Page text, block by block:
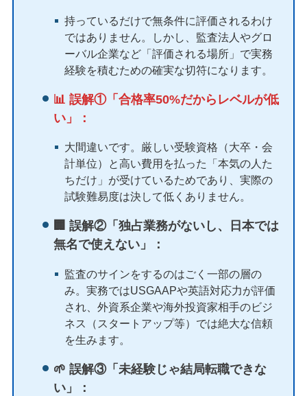
持っているだけで無条件に評価されるわけ
ではありません。しかし、監査法人やグロ
ーバル企業など「評価される場所」で実務
経験を積むための確実な切符になります。
📊 誤解①「合格率50%だからレベルが低
い」：
大間違いです。厳しい受験資格（大卒・会
計単位）と高い費用を払った「本気の人た
ちだけ」が受けているためであり、実際の
試験難易度は決して低くありません。
🏢 誤解②「独占業務がないし、日本では
無名で使えない」：
監査のサインをするのはごく一部の層の
み。実務ではUSGAAPや英語対応力が評価
され、外資系企業や海外投資家相手のビジ
ネス（スタートアップ等）では絶大な信頼
を生みます。
🌱 誤解③「未経験じゃ結局転職できな
い」：